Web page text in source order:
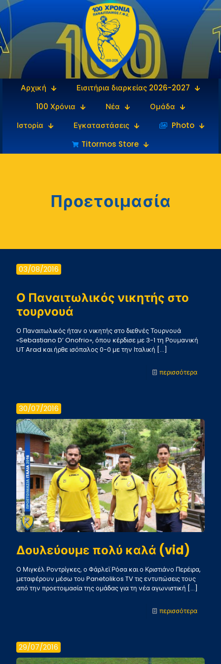
Αρχική
Εισιτήρια διαρκείας 2026-2027
100 Χρόνια
Νέα
Ομάδα
Ιστορία
Εγκαταστάσεις
‎‏‏‎ ‎Photo
Titormos Store
Προετοιμασία
03/08/2016
Ο Παναιτωλικός νικητής στο
τουρνουά
Ο Παναιτωλικός ήταν ο νικητής στο διεθνές Τουρνουά
«Sebastiano D’ Onofrio», όπου κέρδισε με 3-1 τη Ρουμανική
UT Arad και ήρθε ισόπαλος 0-0 με την Ιταλική […]
περισσότερα-
στο
30/07/2016
Δουλεύουμε πολύ καλά (vid)
Ο Μιγκέλ Ροντρίγκες, ο Φάρλεϊ Ρόσα και ο Κριστιάνο Περέιρα,
μεταφέρουν μέσω του Panetolikos TV τις εντυπώσεις τους
από την προετοιμασία της ομάδας για τη νέα αγωνιστική […]
περισσότερα-
29/07/2016